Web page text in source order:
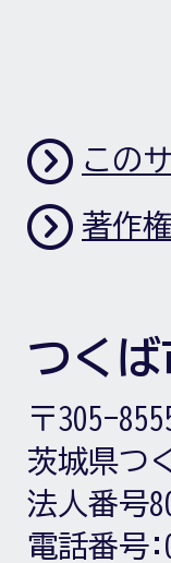
この
著作
つく
〒305-
茨城県つ
法人番号
電話番号: